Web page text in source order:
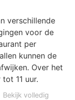
verschillende
voor de
per
kunnen de
Over het
11 uur.
Bekijk volledig